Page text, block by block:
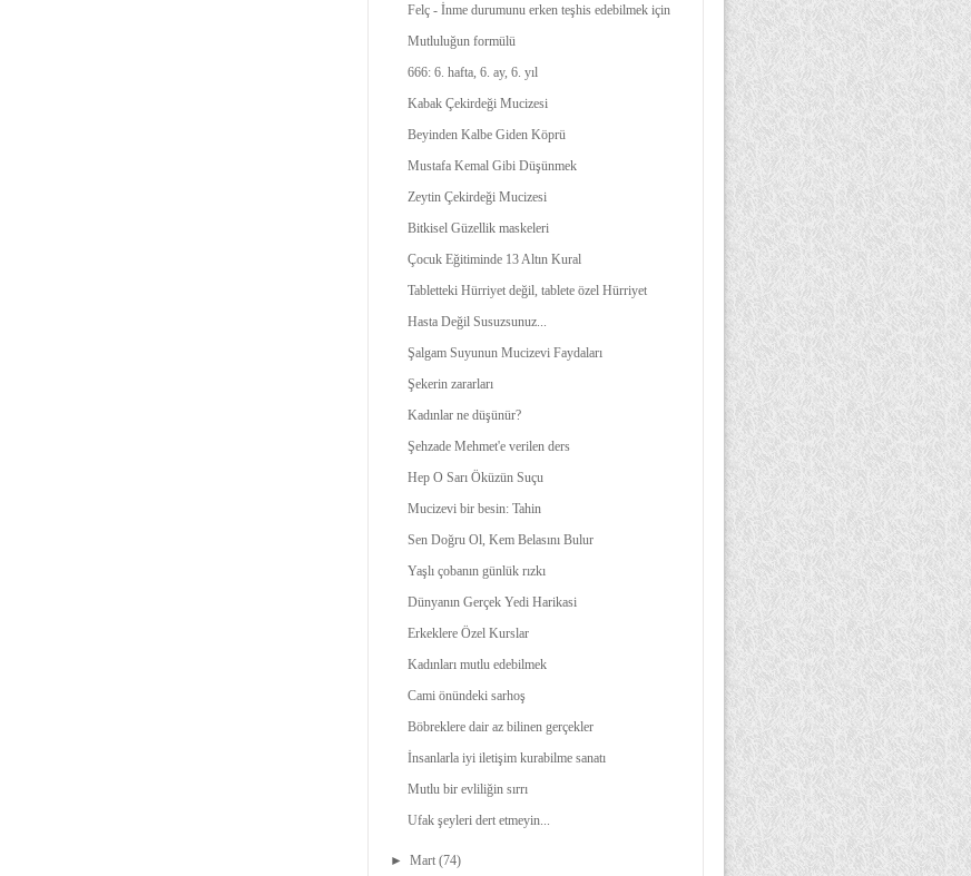
Felç - İnme durumunu erken teşhis edebilmek için
Mutluluğun formülü
666: 6. hafta, 6. ay, 6. yıl
Kabak Çekirdeği Mucizesi
Beyinden Kalbe Giden Köprü
Mustafa Kemal Gibi Düşünmek
Zeytin Çekirdeği Mucizesi
Bitkisel Güzellik maskeleri
Çocuk Eğitiminde 13 Altın Kural
Tabletteki Hürriyet değil, tablete özel Hürriyet
Hasta Değil Susuzsunuz...
Şalgam Suyunun Mucizevi Faydaları
Şekerin zararları
Kadınlar ne düşünür?
Şehzade Mehmet'e verilen ders
Hep O Sarı Öküzün Suçu
Mucizevi bir besin: Tahin
Sen Doğru Ol, Kem Belasını Bulur
Yaşlı çobanın günlük rızkı
Dünyanın Gerçek Yedi Harikasi
Erkeklere Özel Kurslar
Kadınları mutlu edebilmek
Cami önündeki sarhoş
Böbreklere dair az bilinen gerçekler
İnsanlarla iyi iletişim kurabilme sanatı
Mutlu bir evliliğin sırrı
Ufak şeyleri dert etmeyin...
►Mart(74)